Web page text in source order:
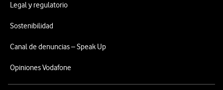
Legal y regulatorio
Sostenibilidad
Canal de denuncias – Speak Up
Opiniones Vodafone